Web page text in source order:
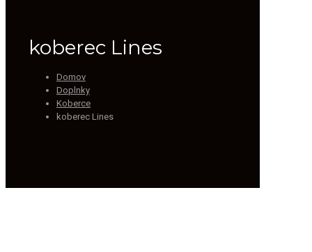
koberec Lines
Domov
Doplnky
Koberce
koberec Lines